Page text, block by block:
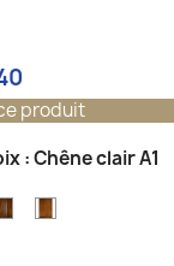
produit
: Chêne clair A1
Chêne